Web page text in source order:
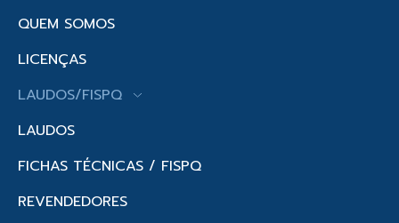
QUEM SOMOS
LICENÇAS
LAUDOS/FISPQ
LAUDOS
FICHAS TÉCNICAS / FISPQ
REVENDEDORES